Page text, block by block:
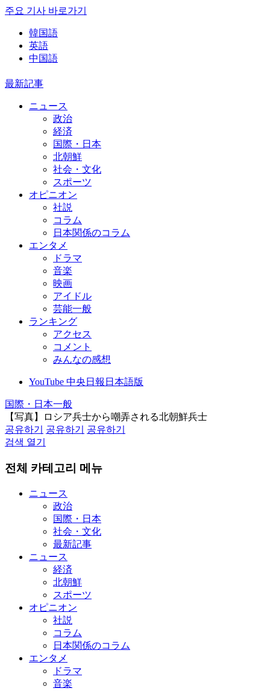
주요 기사 바로가기
韓国語
英語
中国語
最新記事
ニュース
政治
経済
国際・日本
北朝鮮
社会・文化
スポーツ
オピニオン
社説
コラム
日本関係のコラム
エンタメ
ドラマ
音楽
映画
アイドル
芸能一般
ランキング
アクセス
コメント
みんなの感想
YouTube 中央日報日本語版
国際・日本一般
【写真】ロシア兵士から嘲弄される北朝鮮兵士
공유하기
공유하기
공유하기
검색 열기
전체 카테고리 메뉴
ニュース
政治
国際・日本
社会・文化
最新記事
ニュース
経済
北朝鮮
スポーツ
オピニオン
社説
コラム
日本関係のコラム
エンタメ
ドラマ
音楽